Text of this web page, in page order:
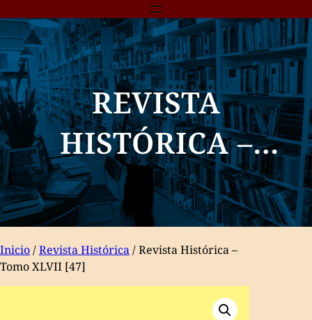
REVISTA
HISTÓRICA –
TOMO XLVII [47]
Inicio/Revista Histórica/ Revista Histórica –
Tomo XLVII [47]